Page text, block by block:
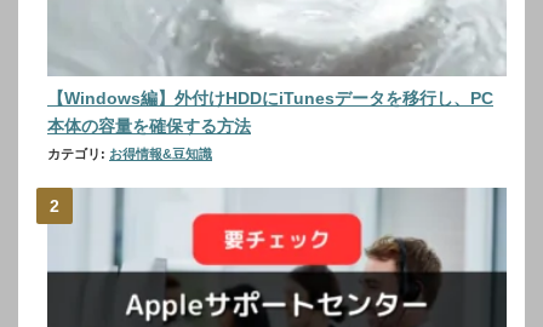
【Windows編】外付けHDDにiTunesデータを移行し、PC
本体の容量を確保する方法
カテゴリ: お得情報&豆知識